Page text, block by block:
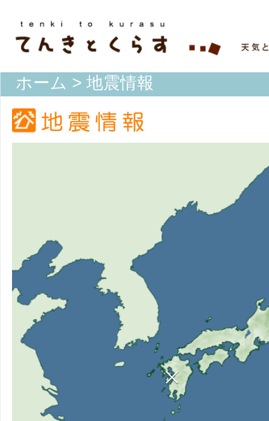
ホーム > 地震情報